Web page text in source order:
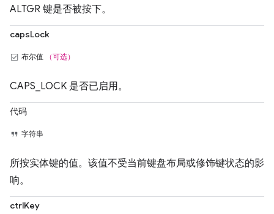
ALTGR 键是否被按下。
capsLock
布尔值 （可选）
CAPS_LOCK 是否已启用。
代码
字符串
所按实体键的值。该值不受当前键盘布局或修饰键状态的影
响。
ctrlKey